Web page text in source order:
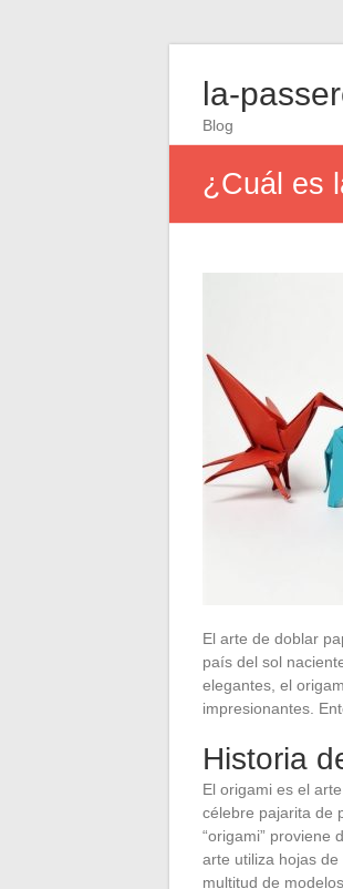
la-
Blog
¿Cuál es
El arte de doblar
país del sol
elegantes, el
impresionantes.
Historia
El origami es el
célebre pajarita de
“origami” proviene
arte utiliza hojas
multitud de modelos.